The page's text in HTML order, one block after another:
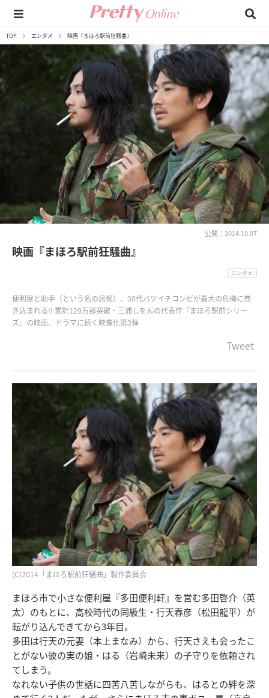
TOP エンタメ 映画『まほろ駅前狂騒曲』
公開：2014.10.07
映画『まほろ駅前狂騒曲』
エンタメ
便利屋と助手（という名の居候）、30代バツイチコンビが最大の危機に巻
き込まれる!! 累計120万部突破・三浦しをんの代表作『まほろ駅前シリー
ズ』の映画、ドラマに続く映像化第3弾
Tweet
(C)2014「まほろ駅前狂騒曲」製作委員会
まほろ市で小さな便利屋『多田便利軒』を営む多田啓介（英
太）のもとに、高校時代の同級生・行天春彦（松田龍平）が
転がり込んできてから3年目。
多田は行天の元妻（本上まなみ）から、行天さえも会ったこ
とがない彼の実の娘・はる（岩崎未来）の子守りを依頼され
てしまう。
なれない子供の世話に四苦八苦しながらも、はるとの絆を深